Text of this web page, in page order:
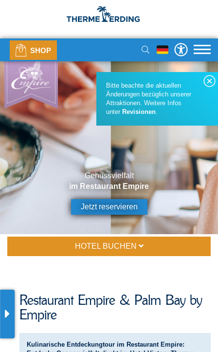
SHOP
Bitte beachte die aktuellen
Änderungen bezüglich unserer
Attraktionen. Weitere Infos
unter Revisionen.
Genussvielfalt
im Restaurant Empire
Jetzt reservieren
HOTEL BUCHEN
Restaurant Empire & Palm Bay by
Empire
Kulinarische Entdeckungtour im Restaurant Empire: